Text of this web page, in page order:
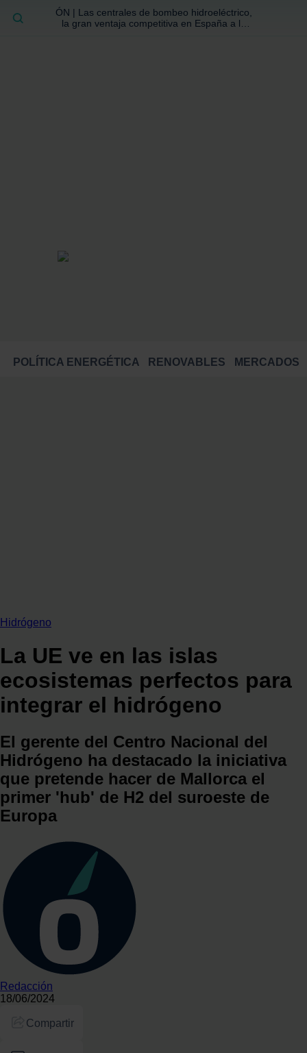
ÓN | Las centrales de bombeo hidroeléctrico,
la gran ventaja competitiva en España a la
POLÍTICA ENERGÉTICA RENOVABLES MERCADOS
BUSCAR
Hidrógeno
La UE ve en las islas
ecosistemas perfectos para
integrar el hidrógeno
El gerente del Centro Nacional del
Hidrógeno ha destacado la iniciativa
que pretende hacer de Mallorca el
primer 'hub' de H2 del suroeste de
Europa
Redacción
18/06/2024
Compartir